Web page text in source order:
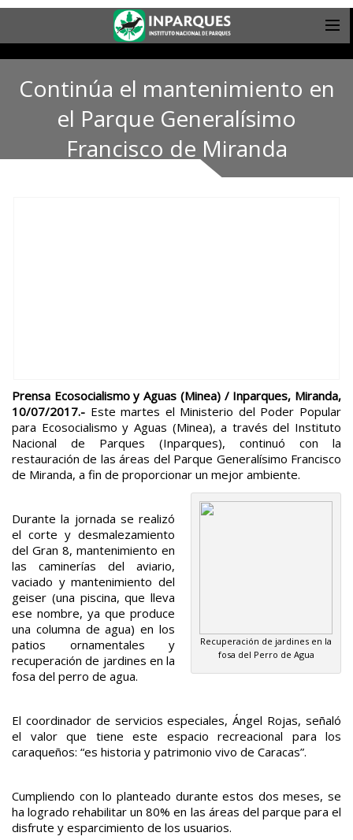
Continúa el mantenimiento en
el Parque Generalísimo
Francisco de Miranda
Prensa Ecosocialismo y Aguas (Minea) / Inparques, Miranda,
10/07/2017.- Este martes el Ministerio del Poder Popular
para Ecosocialismo y Aguas (Minea), a través del Instituto
Nacional de Parques (Inparques), continuó con la
restauración de las áreas del Parque Generalísimo Francisco
de Miranda, a fin de proporcionar un mejor ambiente.
Recuperación de jardines en la
fosa del Perro de Agua
Durante la jornada se realizó
el corte y desmalezamiento
del Gran 8, mantenimiento en
las caminerías del aviario,
vaciado y mantenimiento del
geiser (una piscina, que lleva
ese nombre, ya que produce
una columna de agua) en los
patios ornamentales y
recuperación de jardines en la
fosa del perro de agua.
El coordinador de servicios especiales, Ángel Rojas, señaló
el valor que tiene este espacio recreacional para los
caraqueños: “es historia y patrimonio vivo de Caracas”.
Cumpliendo con lo planteado durante estos dos meses, se
ha logrado rehabilitar un 80% en las áreas del parque para el
disfrute y esparcimiento de los usuarios.